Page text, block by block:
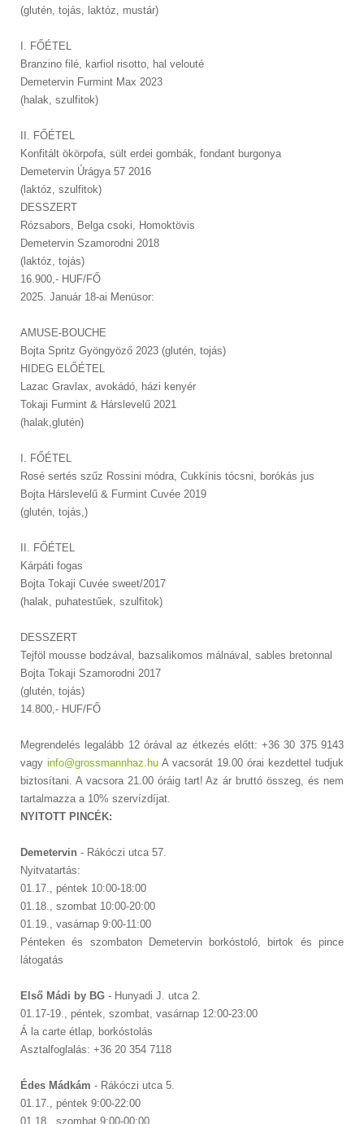
(glutén, tojás, laktóz, mustár)
I. FŐÉTEL
Branzino filé, karfiol risotto, hal velouté
Demetervin Furmint Max 2023
(halak, szulfitok)
II. FŐÉTEL
Konfitált ökörpofa, sült erdei gombák, fondant burgonya
Demetervin Úrágya 57 2016
(laktóz, szulfitok)
DESSZERT
Rózsabors, Belga csoki, Homoktövis
Demetervin Szamorodni 2018
(laktóz, tojás)
16.900,- HUF/FŐ
2025. Január 18-ai Menüsor:
AMUSE-BOUCHE
Bojta Spritz Gyöngyöző 2023 (glutén, tojás)
HIDEG ELŐÉTEL
Lazac Gravlax, avokádó, házi kenyér
Tokaji Furmint & Hárslevelű 2021
(halak,glutén)
I. FŐÉTEL
Rosé sertés szűz Rossini módra, Cukkínis tócsni, borókás jus
Bojta Hárslevelű & Furmint Cuvée 2019
(glutén, tojás,)
II. FŐÉTEL
Kárpáti fogas
Bojta Tokaji Cuvée sweet/2017
(halak, puhatestűek, szulfitok)
DESSZERT
Tejföl mousse bodzával, bazsalikomos málnával, sables bretonnal
Bojta Tokaji Szamorodni 2017
(glutén, tojás)
14.800,- HUF/FŐ
Megrendelés legalább 12 órával az étkezés előtt: +36 30 375 9143
vagy info@grossmannhaz.hu A vacsorát 19.00 órai kezdettel tudjuk
biztosítani. A vacsora 21.00 óráig tart! Az ár bruttó összeg, és nem
tartalmazza a 10% szervízdíjat.
NYITOTT PINCÉK:
Demetervin - Rákóczi utca 57.
Nyitvatartás:
01.17., péntek 10:00-18:00
01.18., szombat 10:00-20:00
01.19., vasárnap 9:00-11:00
Pénteken és szombaton Demetervin borkóstoló, birtok és pince
látogatás
Első Mádi by BG - Hunyadi J. utca 2.
01.17-19., péntek, szombat, vasárnap 12:00-23:00
Á la carte étlap, borkóstolás
Asztalfoglalás: +36 20 354 7118
Édes Mádkám - Rákóczi utca 5.
01.17., péntek 9:00-22:00
01.18., szombat 9:00-00:00